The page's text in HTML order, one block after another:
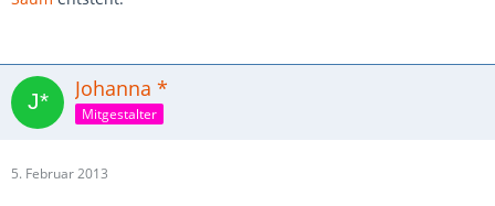
Johanna *
Mitgestalter
5. Februar 2013